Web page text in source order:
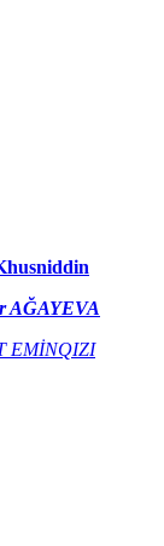
AĞAYEVA
EMİNQIZI